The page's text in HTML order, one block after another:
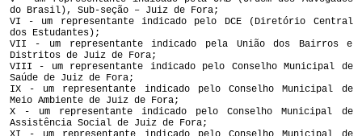
do Brasil), Sub-seção – Juiz de Fora;
VI - um representante indicado pelo DCE (Diretório Central
dos Estudantes);
VII - um representante indicado pela União dos Bairros e
Distritos de Juiz de Fora;
VIII - um representante indicado pelo Conselho Municipal de
Saúde de Juiz de Fora;
IX - um representante indicado pelo Conselho Municipal de
Meio Ambiente de Juiz de Fora;
X - um representante indicado pelo Conselho Municipal de
Assistência Social de Juiz de Fora;